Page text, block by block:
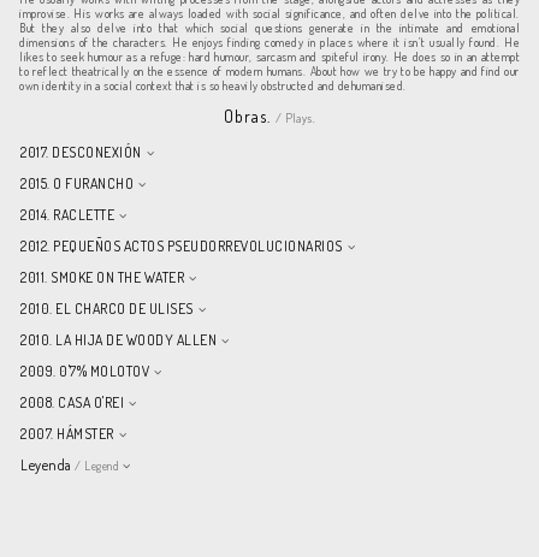
improvise. His works are always loaded with social significance, and often delve into the political.
But they also delve into that which social questions generate in the intimate and emotional
dimensions of the characters. He enjoys finding comedy in places where it isn’t usually found. He
likes to seek humour as a refuge: hard humour, sarcasm and spiteful irony. He does so in an attempt
to reflect theatrically on the essence of modern humans. About how we try to be happy and find our
own identity in a social context that is so heavily obstructed and dehumanised.
Obras. / Plays.
2017. DESCONEXIÓN
2015. O FURANCHO
2014. RACLETTE
2012. PEQUEÑOS ACTOS PSEUDORREVOLUCIONARIOS
2011. SMOKE ON THE WATER
2010. EL CHARCO DE ULISES
2010. LA HIJA DE WOODY ALLEN
2009. 0'7% MOLOTOV
2008. CASA O'REI
2007. HÁMSTER
Leyenda / Legend